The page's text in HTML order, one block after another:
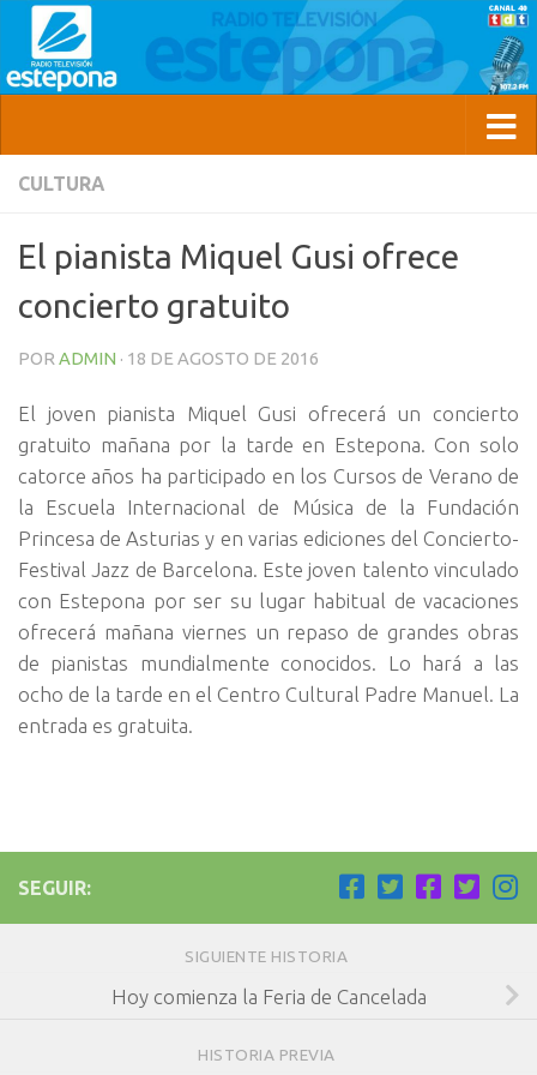
CULTURA
El pianista Miquel Gusi ofrece
concierto gratuito
POR ADMIN · 18 DE AGOSTO DE 2016
El joven pianista Miquel Gusi ofrecerá un concierto
gratuito mañana por la tarde en Estepona. Con solo
catorce años ha participado en los Cursos de Verano de
la Escuela Internacional de Música de la Fundación
Princesa de Asturias y en varias ediciones del Concierto-
Festival Jazz de Barcelona. Este joven talento vinculado
con Estepona por ser su lugar habitual de vacaciones
ofrecerá mañana viernes un repaso de grandes obras
de pianistas mundialmente conocidos. Lo hará a las
ocho de la tarde en el Centro Cultural Padre Manuel. La
entrada es gratuita.
SEGUIR:
SIGUIENTE HISTORIA
Hoy comienza la Feria de Cancelada
HISTORIA PREVIA